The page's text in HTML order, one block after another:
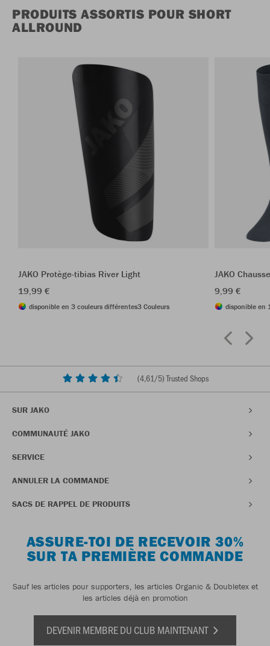
PRODUITS ASSORTIS POUR SHORT
ALLROUND
JAKO Protège-tibias River Light
19,99 €
disponible en 3 couleurs différentes3 Couleurs
JAKO
9,99 €
disponible en
(4,61/5) Trusted Shops
SUR JAKO
COMMUNAUTÉ JAKO
SERVICE
ANNULER LA COMMANDE
SACS DE RAPPEL DE PRODUITS
ASSURE-TOI DE RECEVOIR 30%
SUR TA PREMIÈRE COMMANDE
Sauf les articles pour supporters, les articles Organic & Doubletex et
les articles déjà en promotion
DEVENIR MEMBRE DU CLUB MAINTENANT